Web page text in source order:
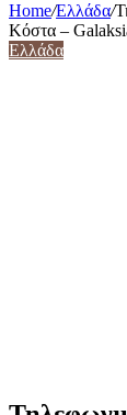
Home/Ελλάδα/
Κόστα –
Ελλάδα